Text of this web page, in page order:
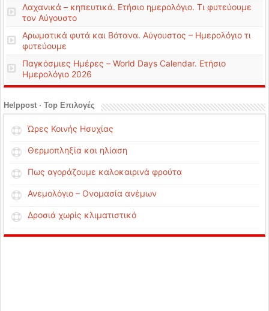
Λαχανικά – κηπευτικά. Ετήσιο ημερολόγιο. Τι φυτεύουμε
τον Αύγουστο
Αρωματικά φυτά και Βότανα. Αύγουστος – Ημερολόγιο τι
φυτεύουμε
Παγκόσμιες Ημέρες – World Days Calendar. Ετήσιο
Ημερολόγιο 2026
Helppost · Top Επιλογές
Ώρες Κοινής Ησυχίας
Θερμοπληξία και ηλίαση
Πως αγοράζουμε καλοκαιρινά φρούτα
Ανεμολόγιο – Ονομασία ανέμων
Δροσιά χωρίς κλιματιστικό